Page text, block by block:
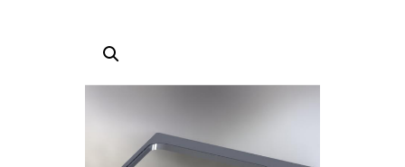
КОММУНИКАЦИЯ
ДОКУМЕНТЫ
НАШИ НОМЕРА СЧЕТОВ